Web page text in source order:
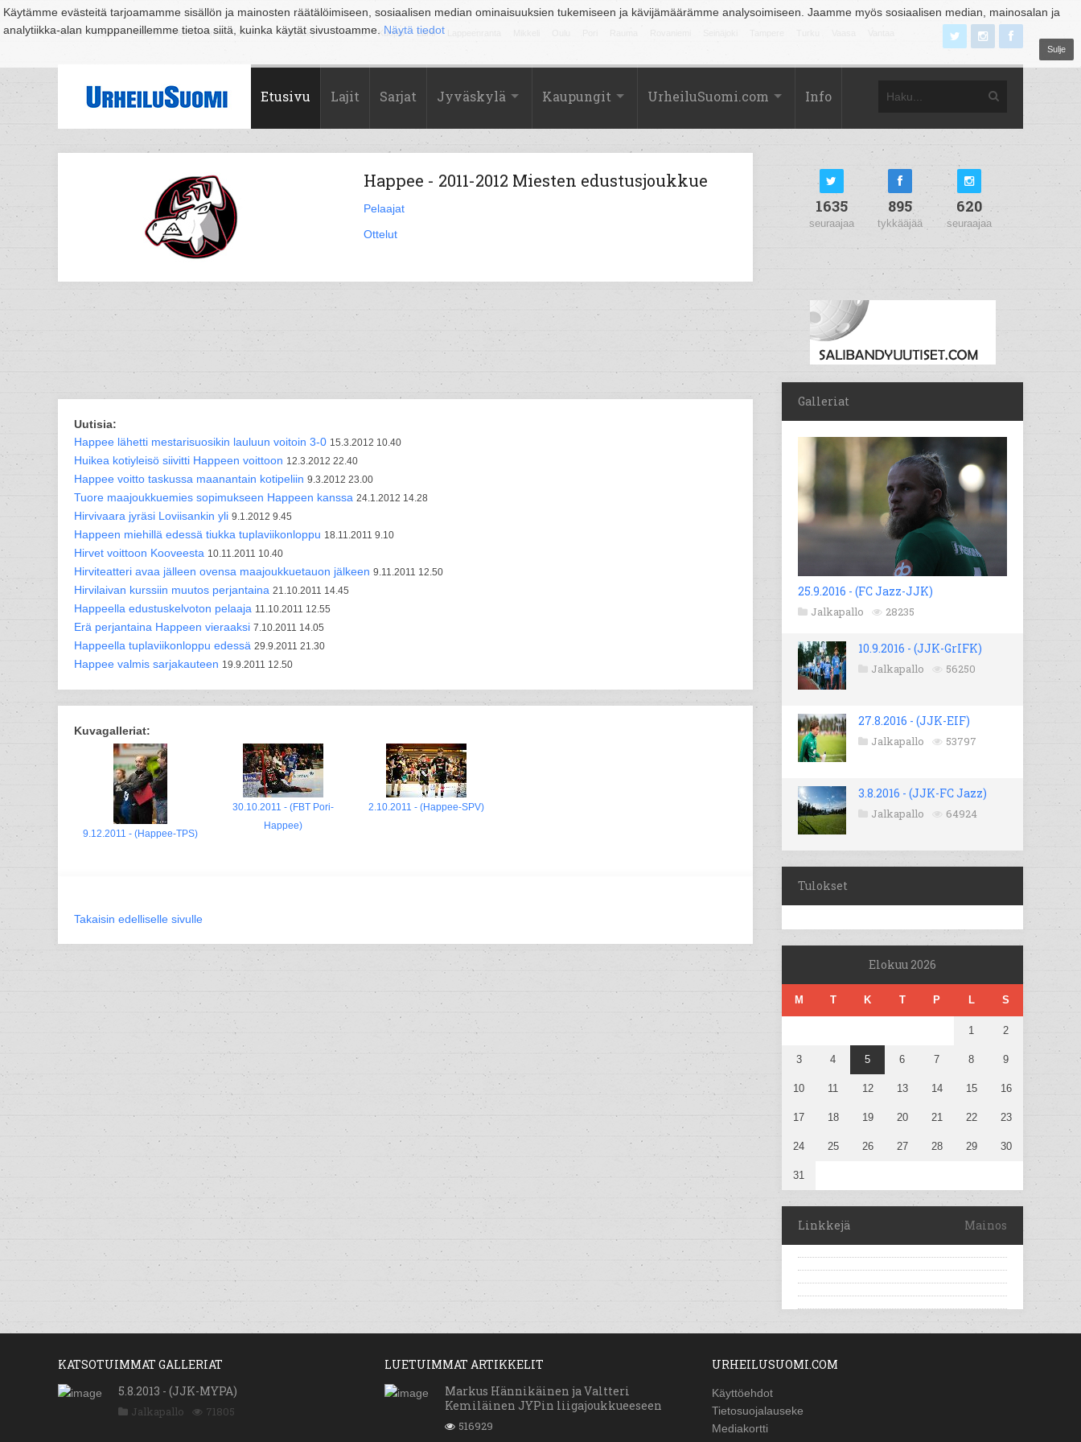
Käytämme evästeitä tarjoamamme sisällön ja mainosten räätälöimiseen, sosiaalisen median ominaisuuksien tukemiseen ja kävijämäärämme analysoimiseen. Jaamme myös sosiaalisen median, mainosalan ja
analytiikka-alan kumppaneillemme tietoa siitä, kuinka käytät sivustoamme. Näytä tiedot
Sulje
Suomi Espoo Helsinki Hämeenlinna Joensuu Jyväskylä Kouvola Kuopio Lahti
Etusivu Lajit Sarjat Jyväskylä Kaupungit UrheiluSuomi.com Info
Happee - 2011-2012 Miesten edustusjoukkue
Pelaajat
Ottelut
Uutisia:
Happee lähetti mestarisuosikin lauluun voitoin 3-0 15.3.2012 10.40
Huikea kotiyleisö siivitti Happeen voittoon 12.3.2012 22.40
Happee voitto taskussa maanantain kotipeliin 9.3.2012 23.00
Tuore maajoukkuemies sopimukseen Happeen kanssa 24.1.2012 14.28
Hirvivaara jyräsi Loviisankin yli 9.1.2012 9.45
Happeen miehillä edessä tiukka tuplaviikonloppu 18.11.2011 9.10
Hirvet voittoon Kooveesta 10.11.2011 10.40
Hirviteatteri avaa jälleen ovensa maajoukkuetauon jälkeen 9.11.2011 12.50
Hirvilaivan kurssiin muutos perjantaina 21.10.2011 14.45
Happeella edustuskelvoton pelaaja 11.10.2011 12.55
Erä perjantaina Happeen vieraaksi 7.10.2011 14.05
Happeella tuplaviikonloppu edessä 29.9.2011 21.30
Happee valmis sarjakauteen 19.9.2011 12.50
Kuvagalleriat:
9.12.2011 - (Happee-TPS)
30.10.2011 - (FBT Pori-
Happee)
2.10.2011 - (Happee-SPV)
Takaisin edelliselle sivulle
1635
seuraajaa
895
tykkääjää
620
seuraajaa
Galleriat
25.9.2016 - (FC Jazz-JJK)
Jalkapallo 28235
10.9.2016 - (JJK-GrIFK)
Jalkapallo 56250
27.8.2016 - (JJK-EIF)
Jalkapallo 53797
3.8.2016 - (JJK-FC Jazz)
Jalkapallo 64924
Tulokset
Elokuu 2026
M T K T P L S
1 2
3 4 5 6 7 8 9
10 11 12 13 14 15 16
17 18 19 20 21 22 23
24 25 26 27 28 29 30
31
Linkkejä Mainos
KATSOTUIMMAT GALLERIAT
5.8.2013 - (JJK-MYPA)
Jalkapallo 71805
LUETUIMMAT ARTIKKELIT
Markus Hännikäinen ja Valtteri
Kemiläinen JYPin liigajoukkueeseen
516929
URHEILUSUOMI.COM
Käyttöehdot
Tietosuojalauseke
Mediakortti